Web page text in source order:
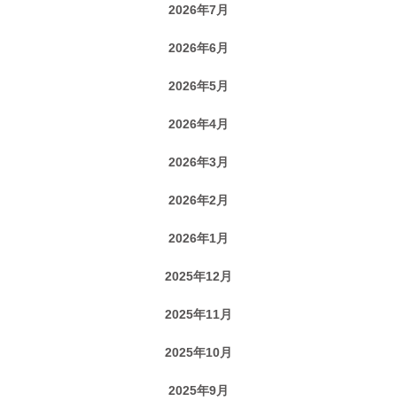
2026年7月
2026年6月
2026年5月
2026年4月
2026年3月
2026年2月
2026年1月
2025年12月
2025年11月
2025年10月
2025年9月